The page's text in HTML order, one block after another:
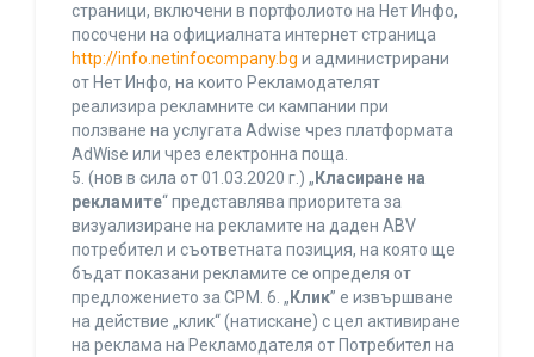
страници, включени в портфолиото на Нет Инфо,
посочени на официалната интернет страница
http://info.netinfocompany.bg и администрирани
от Нет Инфо, на които Рекламодателят
реализира рекламните си кампании при
ползване на услугата Adwise чрез платформата
AdWise или чрез електронна поща.
5. (нов в сила от 01.03.2020 г.) „ Класиране на
рекламите“ представлява приоритета за
визуализиране на рекламите на даден ABV
потребител и съответната позиция, на която ще
бъдат показани рекламите се определя от
предложението за CPM. 6. „ Клик” е извършване
на действие „клик“ (натискане) с цел активиране
на реклама на Рекламодателя от Потребител на